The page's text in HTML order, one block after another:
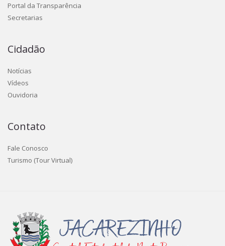
Portal da Transparência
Secretarias
Cidadão
Notícias
Vídeos
Ouvidoria
Contato
Fale Conosco
Turismo (Tour Virtual)